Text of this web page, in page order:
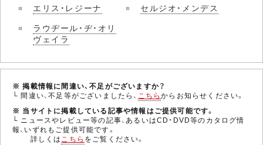
エリス・レジーナ
セルジオ・メンデス
ラウヂール・ヂ・オリ
ヴェイラ
※ 掲載情報に間違い、不足がございますか？
└ 間違い、不足等がございましたら、 こちらからお知らせください。
※ 当サイトに掲載している記事や情報はご提供可能です。
└ ニュースやレビュー等の記事、あるいはCD・DVD等のカタログ情
報、いずれもご提供可能です。
詳しくはこちら をご覧ください。